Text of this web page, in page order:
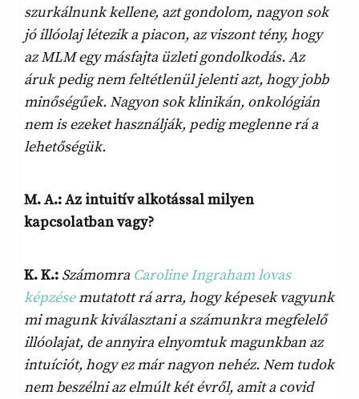
szurkálnunk kellene, azt gondolom, nagyon sok
jó illóolaj létezik a piacon, az viszont tény, hogy
az MLM egy másfajta üzleti gondolkodás. Az
áruk pedig nem feltétlenül jelenti azt, hogy jobb
minőségűek. Nagyon sok klinikán, onkológián
nem is ezeket használják, pedig meglenne rá a
lehetőségük.
M. A.: Az intuitív alkotással milyen
kapcsolatban vagy?
K. K.: Számomra Caroline Ingraham lovas
képzésemutatott rá arra, hogy képesek vagyunk
mi magunk kiválasztani a számunkra megfelelő
illóolajat, de annyira elnyomtuk magunkban az
intuíciót, hogy ez már nagyon nehéz. Nem tudok
nem beszélni az elmúlt két évről, amit a covid